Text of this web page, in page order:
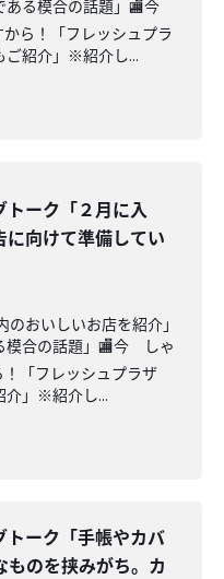
ある模合の話題」🏬今
ら！「フレッシュプラ
紹介」※紹介し...
トーク「２月に入
に向けて準備してい
おいしいお店を紹介」
模合の話題」🏬今 しゃ
「フレッシュプラザ
介」※紹介し...
トーク「手帳やカバ
ものを挟みがち。カ